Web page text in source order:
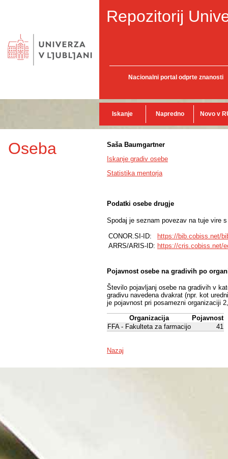
Repozitorij
Nacionalni portal odprte znanosti
Iskanje Napredno Novo v
Oseba
Saša Baumgartner
Iskanje gradiv osebe
Statistika mentorja
Podatki osebe drugje
Spodaj je seznam povezav na tuje vire
CONOR.SI-ID:
https://bib.cobiss.net/
ARRS/ARIS-ID: https://cris.cobiss.net/
Pojavnost osebe na gradivih po
Število pojavljanj osebe na gradivih v
gradivu navedena dvakrat (npr. kot
je pojavnost pri posamezni organizaciji
Organizacija
Pojavnost
FFA - Fakulteta za farmacijo
41
Nazaj